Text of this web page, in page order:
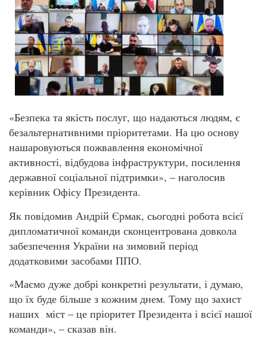
«Безпека та якість послуг, що надаються людям, є
безальтернативними пріоритетами. На цю основу
нашаровуються пожвавлення економічної
активності, відбудова інфраструктури, посилення
державної соціальної підтримки», – наголосив
керівник Офісу Президента.
Як повідомив Андрій Єрмак, сьогодні робота всієї
дипломатичної команди сконцентрована довкола
забезпечення України на зимовий період
додатковими засобами ППО.
«Маємо дуже добрі конкретні результати, і думаю,
що їх буде більше з кожним днем. Тому що захист
наших міст – це пріоритет Президента і всієї нашої
команди», – сказав він.